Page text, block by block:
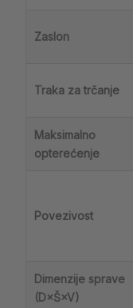
Zaslon
Traka za trčanje
Maksimalno
opterećenje
Povezivost
Dimenzije sprave
(D×Š×V)